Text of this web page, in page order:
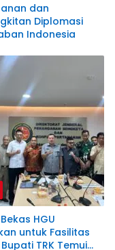
dan
Diplomasi
Indonesia
HGU
untuk Fasilitas
TRK Temui